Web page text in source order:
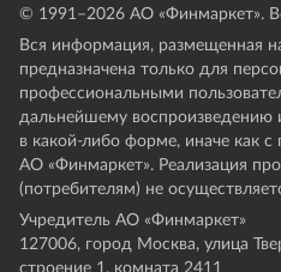
© 1991–2026 АО «Финмаркет».
Вся информация, размещенная
предназначена только для
профессиональными
дальнейшему воспроизведению
в какой-либо форме, иначе как
АО «Финмаркет». Реализация
(потребителям) не
Учредитель АО «Финмаркет»
127006, город Москва, улица
строение 1, комната 2411